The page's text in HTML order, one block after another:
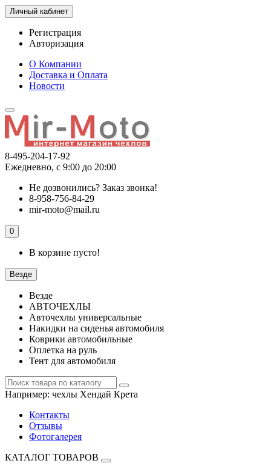
Личный кабинет
Регистрация
Авторизация
О Компании
Доставка и Оплата
Новости
8-495-204-17-92
Ежедневно, с 9:00 до 20:00
Не дозвонились? Заказ звонка!
8-958-756-84-29
mir-moto@mail.ru
0
В корзине пусто!
Везде
Везде
АВТОЧЕХЛЫ
Авточехлы универсальные
Накидки на сиденья автомобиля
Коврики автомобильные
Оплетка на руль
Тент для автомобиля
Например: чехлы Хендай Крета
Контакты
Отзывы
Фотогалерея
КАТАЛОГ ТОВАРОВ